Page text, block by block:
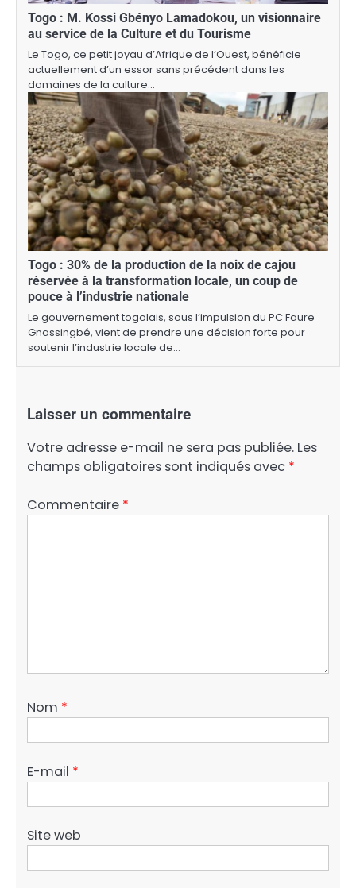
Togo : M. Kossi Gbényo Lamadokou, un visionnaire
au service de la Culture et du Tourisme
Le Togo, ce petit joyau d’Afrique de l’Ouest, bénéficie
actuellement d’un essor sans précédent dans les
domaines de la culture…
Togo : 30% de la production de la noix de cajou
réservée à la transformation locale, un coup de
pouce à l’industrie nationale
Le gouvernement togolais, sous l’impulsion du PC Faure
Gnassingbé, vient de prendre une décision forte pour
soutenir l’industrie locale de…
Laisser un commentaire
Votre adresse e-mail ne sera pas publiée. Les
champs obligatoires sont indiqués avec *
Commentaire *
Nom *
E-mail *
Site web